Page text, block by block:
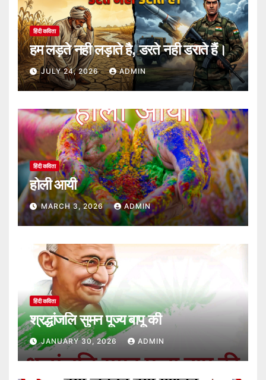
हिंदी कविता
हम लड़ते नही लड़ाते है, डरते नही डराते हैं।
JULY 24, 2026 ADMIN
हिंदी कविता
होली आयी
MARCH 3, 2026 ADMIN
हिंदी कविता
श्रद्धांजलि सुमन पूज्य बापू की
JANUARY 30, 2026 ADMIN